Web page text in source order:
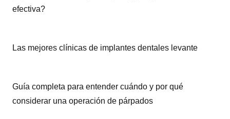
efectiva?
Las mejores clínicas de implantes dentales levante
Guía completa para entender cuándo y por qué
considerar una operación de párpados